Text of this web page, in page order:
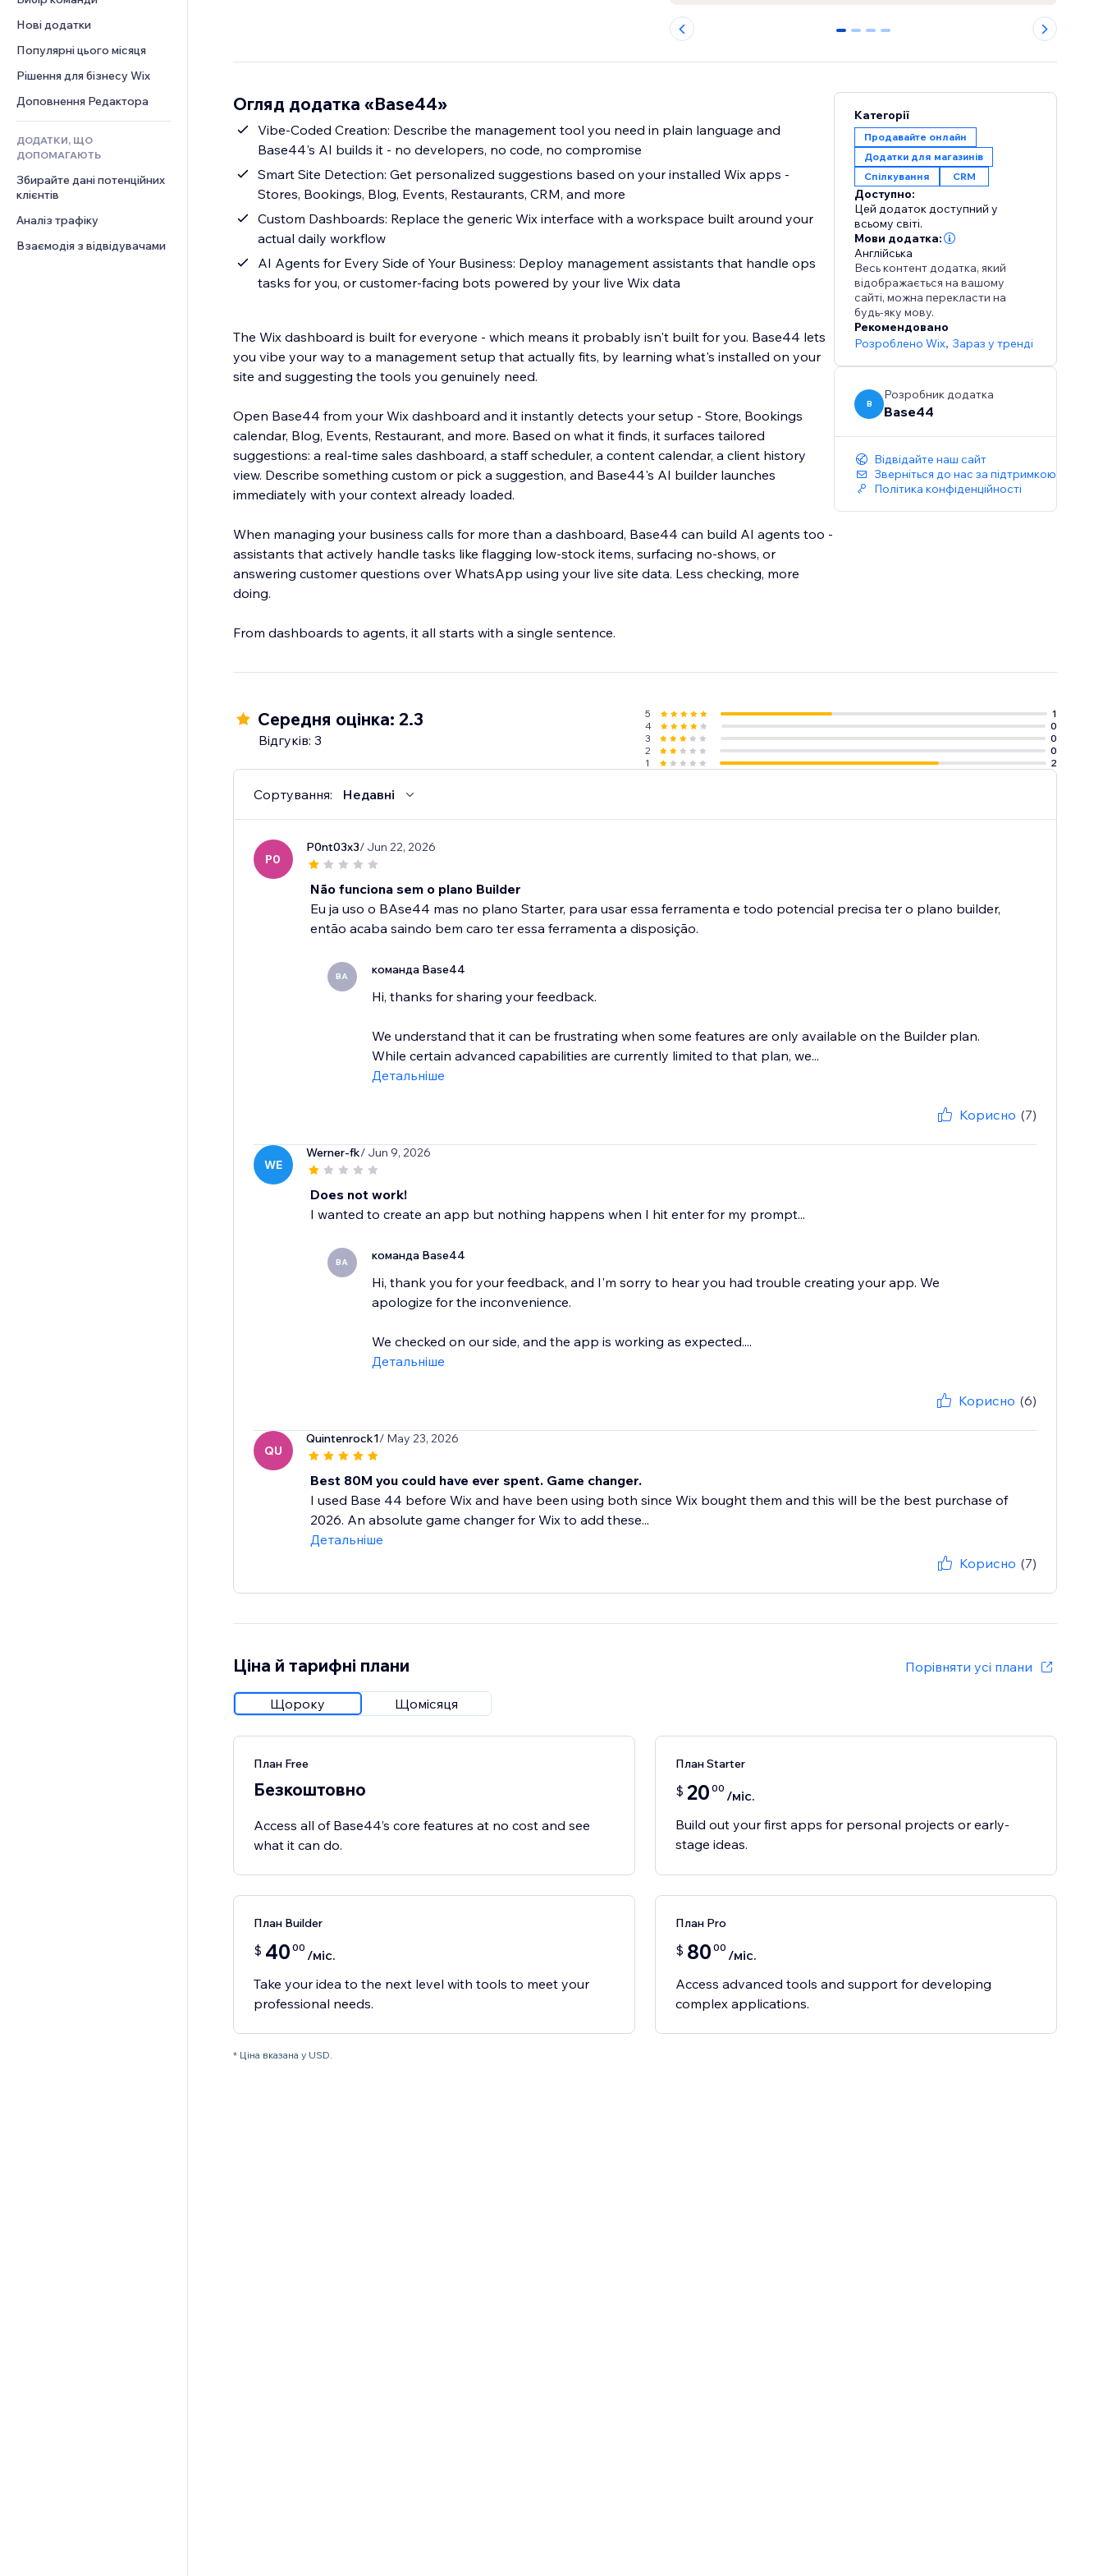
Рішення для складів
Дропшипінг
Тарифні плани й підписки
Краудфандинг
Їжа та напої
PDF
Обмін файлами
Новини
Шаблони сторінок
Ефекти зображення
Кнопки та меню
Банери та бейджі
Калькулятори
Пошук
Погода
Графіки й таблиці
Опитування
Чат
Коментарі
Телефон
Спільнота
Відгуки
CRM
Нові додатки
Популярні цього місяця
Рішення для бізнесу Wix
Доповнення Редактора
ДОДАТКИ, ЩО
ДОПОМАГАЮТЬ
Збирайте дані потенційних
клієнтів
Аналіз трафіку
Взаємодія з відвідувачами
0 1 2 3
Огляд додатка «Base44»
Vibe-Coded Creation: Describe the management tool you need in plain language and
Base44's AI builds it - no developers, no code, no compromise
Smart Site Detection: Get personalized suggestions based on your installed Wix apps -
Stores, Bookings, Blog, Events, Restaurants, CRM, and more
Custom Dashboards: Replace the generic Wix interface with a workspace built around your
actual daily workflow
AI Agents for Every Side of Your Business: Deploy management assistants that handle ops
tasks for you, or customer-facing bots powered by your live Wix data
The Wix dashboard is built for everyone - which means it probably isn't built for you. Base44 lets
you vibe your way to a management setup that actually fits, by learning what's installed on your
site and suggesting the tools you genuinely need.
Open Base44 from your Wix dashboard and it instantly detects your setup - Store, Bookings
calendar, Blog, Events, Restaurant, and more. Based on what it finds, it surfaces tailored
suggestions: a real-time sales dashboard, a staff scheduler, a content calendar, a client history
view. Describe something custom or pick a suggestion, and Base44's AI builder launches
immediately with your context already loaded.
When managing your business calls for more than a dashboard, Base44 can build AI agents too -
assistants that actively handle tasks like flagging low-stock items, surfacing no-shows, or
answering customer questions over WhatsApp using your live site data. Less checking, more
doing.
From dashboards to agents, it all starts with a single sentence.
Категорії
Продавайте онлайн
Додатки для магазинів
Спілкування
CRM
Доступно:
Цей додаток доступний у
всьому світі.
Мови додатка:
Англійська
Весь контент додатка, який
відображається на вашому
сайті, можна перекласти на
будь-яку мову.
Рекомендовано
Розроблено Wix, Зараз у тренді
B
Розробник додатка
Base44
Відвідайте наш сайт
Зверніться до нас за підтримкою
Політика конфіденційності
Середня оцінка: 2.3
Відгуків: 3
5
1
4
0
3
0
2
0
1
2
Сортування: Недавні
P0
P0nt03x3/ Jun 22, 2026
Não funciona sem o plano Builder
Eu ja uso o BAse44 mas no plano Starter, para usar essa ferramenta e todo potencial precisa ter o plano builder,
então acaba saindo bem caro ter essa ferramenta a disposição.
BA команда Base44
Hi, thanks for sharing your feedback.
We understand that it can be frustrating when some features are only available on the Builder plan.
While certain advanced capabilities are currently limited to that plan, we...
Детальніше
Корисно (7)
WE
Werner-fk/ Jun 9, 2026
Does not work!
I wanted to create an app but nothing happens when I hit enter for my prompt...
BA команда Base44
Hi, thank you for your feedback, and I'm sorry to hear you had trouble creating your app. We
apologize for the inconvenience.
We checked on our side, and the app is working as expected....
Детальніше
Корисно (6)
QU
Quintenrock1/ May 23, 2026
Best 80M you could have ever spent. Game changer.
I used Base 44 before Wix and have been using both since Wix bought them and this will be the best purchase of
2026. An absolute game changer for Wix to add these...
Детальніше
Корисно (7)
Ціна й тарифні плани Порівняти усі плани
Щороку Щомісяця
План Free
Безкоштовно
Access all of Base44’s core features at no cost and see
what it can do.
План Starter
$ 20 00 /міс.
Build out your first apps for personal projects or early-
stage ideas.
План Builder
$ 40 00 /міс.
Take your idea to the next level with tools to meet your
professional needs.
План Pro
$ 80 00 /міс.
Access advanced tools and support for developing
complex applications.
* Ціна вказана у USD.